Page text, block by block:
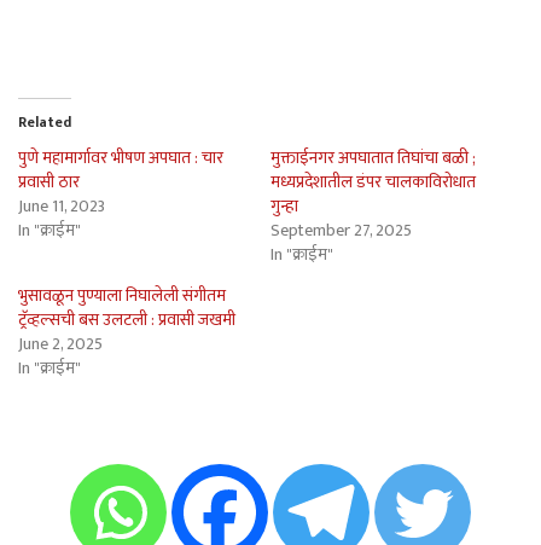
Related
पुणे महामार्गावर भीषण अपघात : चार
प्रवासी ठार
June 11, 2023
In "क्राईम"
मुक्ताईनगर अपघातात तिघांचा बळी ;
मध्यप्रदेशातील डंपर चालकाविरोधात
गुन्हा
September 27, 2025
In "क्राईम"
भुसावळून पुण्याला निघालेली संगीतम
ट्रॅव्हल्सची बस उलटली : प्रवासी जखमी
June 2, 2025
In "क्राईम"